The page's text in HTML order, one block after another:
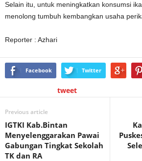
Selain itu, untuk meningkatkan konsumsi
menolong tumbuh kembangkan usaha
Reporter : Azhari
Facebook Twitter
tweet
Previous article
IGTKI Kab.Bintan
Menyelenggarakan Pawai
Gabungan Tingkat Sekolah
TK dan RA